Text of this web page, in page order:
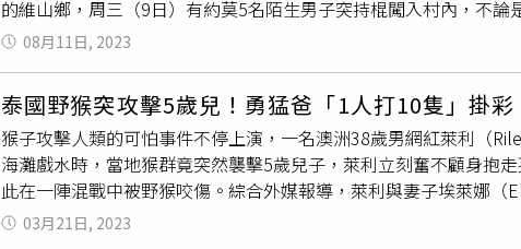
距離，發病後存活率極低。
的維山鄉，周三（9日）有約莫5名陌生男子突持棍闖入村內，不
律格殺勿論。從流出影片中可見，多人合力將狗狗圍困，接著就
此，當地政府表示，因先前曾發生過多起惡犬傷人事件，甚至有
殺，同時已要求所有犬隻必須拴養或圈養，並接種相關疫苗。消息
為！」、「這是文明社會能幹出來的事？」、「暴力行為說穿了就
邏輯」、「吃得香的時候就忘記狂犬病了」、「我看這幫人單純就
08月11日, 2023
泰國野猴突攻擊5歲兒！勇猛爸「1人打10隻」掛
猴子攻擊人類的可怕事件不停上演，一名澳洲38歲男網紅萊利（
海灘戲水時，當地猴群竟突然襲擊5歲兒子，萊利立刻奮不顧身抱
此在一陣混戰中被野猴咬傷。綜合外媒報導，萊利與妻子埃萊娜（
國披披群島（Ko Phi Phi）度假，怎料一群野猴突然湊近，並企圖
想從猴群手中奪回袋子時，野猴開始變得防衛且對他發出警告聲
03月21日, 2023